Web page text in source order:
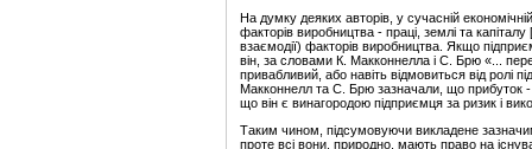
На думку деяких авторів, у сучасній
факторів виробництва - праці, землі та
взаємодії) факторів виробництва. Якщо
він, за словами К. Макконнелла і С. Брю «...
привабливий, або навіть відмовиться від ролі
Макконнелл та С. Брю зазначали, що прибуток -
що він є винагородою підприємця за ризик і
Таким чином, підсумовуючи викладене
проте всі вони, природно, мають право на